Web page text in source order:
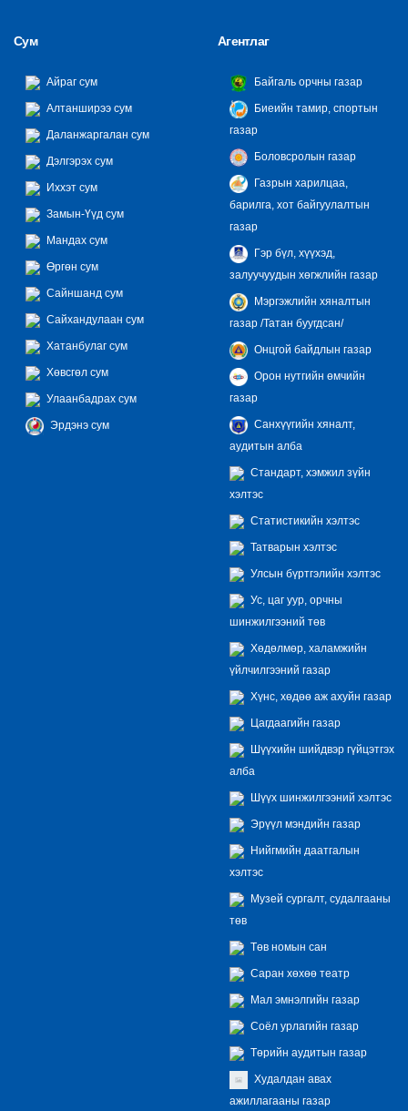
Сум
Айраг сум
Алтанширээ сум
Даланжаргалан сум
Дэлгэрэх сум
Иххэт сум
Замын-Үүд сум
Мандах сум
Өргөн сум
Сайншанд сум
Сайхандулаан сум
Хатанбулаг сум
Хөвсгөл сум
Улаанбадрах сум
Эрдэнэ сум
Агентлаг
Байгаль орчны газар
Биеийн тамир, спортын
газар
Боловсролын газар
Газрын харилцаа,
барилга, хот байгуулалтын
газар
Гэр бүл, хүүхэд,
залуучуудын хөгжлийн газар
Мэргэжлийн хяналтын
газар /Татан буугдсан/
Онцгой байдлын газар
Орон нутгийн өмчийн
газар
Санхүүгийн хяналт,
аудитын алба
Стандарт, хэмжил зүйн
хэлтэс
Статистикийн хэлтэс
Татварын хэлтэс
Улсын бүртгэлийн хэлтэс
Ус, цаг уур, орчны
шинжилгээний төв
Хөдөлмөр, халамжийн
үйлчилгээний газар
Хүнс, хөдөө аж ахуйн газар
Цагдаагийн газар
Шүүхийн шийдвэр гүйцэтгэх
алба
Шүүх шинжилгээний хэлтэс
Эрүүл мэндийн газар
Нийгмийн даатгалын
хэлтэс
Музей сургалт, судалгааны
төв
Төв номын сан
Саран хөхөө театр
Мал эмнэлгийн газар
Соёл урлагийн газар
Төрийн аудитын газар
Худалдан авах
ажиллагааны газар